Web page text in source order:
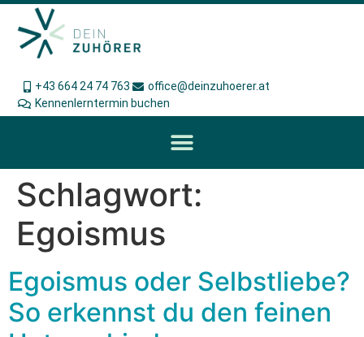
+43 664 24 74 763
office@deinzuhoerer.at
Kennenlerntermin buchen
Schlagwort:
Egoismus
Egoismus oder Selbstliebe?
So erkennst du den feinen